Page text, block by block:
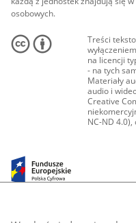
osobowych.
Treści
na licencji
- na tych
Materiały
audio i
Creative
NC-ND